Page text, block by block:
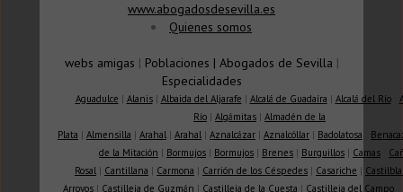
www.abogadosdesevilla.es
Quienes somos
webs amigas | Poblaciones | Abogados de Sevilla |
Especialidades
Aguadulce | Alanis| Albaida del Aljarafe | Alcalá de Guadaíra | Alcalá del Río|
Río | Algámitas | Almadén de la
Plata | Almensilla | Arahal | Arahal | Aznalcázar | Aznalcóllar | Badolatosa
de la Mitación | Bormujos | Bormujos | Brenes | Burguillos | Camas
Rosal | Cantillana | Carmona | Carrión de los Céspedes | Casariche |
Arroyos | Castilleja de Guzmán | Castilleja de la Cuesta | Castilleja del Campo